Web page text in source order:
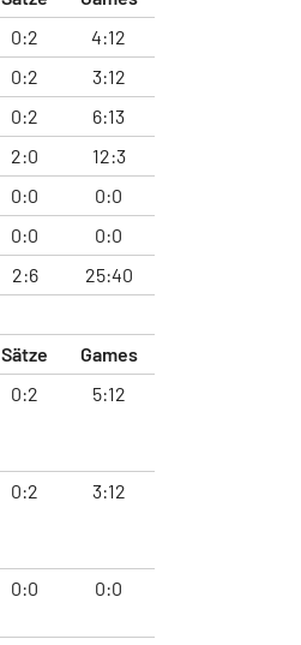
0:2 4:12
0:2 3:12
0:2 6:13
2:0
12:3
0:0
0:0
0:0
0:0
2:6
25:40
Sätze Games
0:2 5:12
0:2 3:12
0:0 0:0